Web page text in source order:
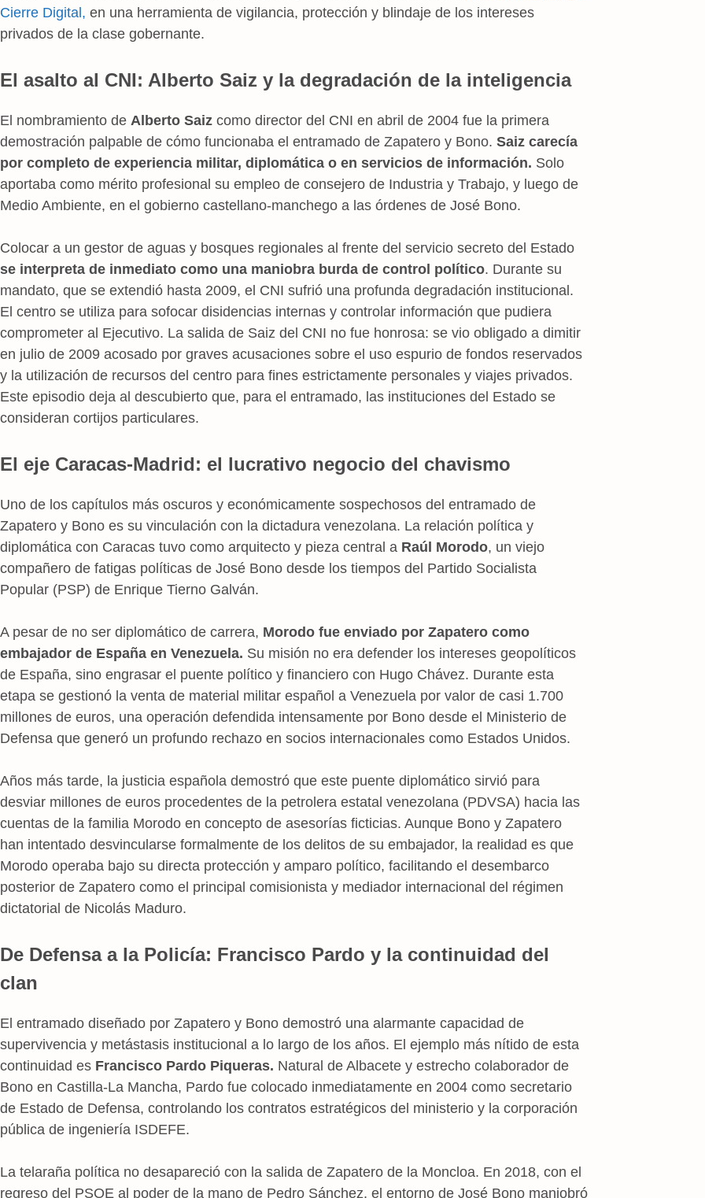
Cierre Digital, en una herramienta de vigilancia, protección y blindaje de los intereses
privados de la clase gobernante.
El asalto al CNI: Alberto Saiz y la degradación de la inteligencia
El nombramiento de Alberto Saiz como director del CNI en abril de 2004 fue la primera
demostración palpable de cómo funcionaba el entramado de Zapatero y Bono. Saiz carecía
por completo de experiencia militar, diplomática o en servicios de información. Solo
aportaba como mérito profesional su empleo de consejero de Industria y Trabajo, y luego de
Medio Ambiente, en el gobierno castellano-manchego a las órdenes de José Bono.
Colocar a un gestor de aguas y bosques regionales al frente del servicio secreto del Estado
se interpreta de inmediato como una maniobra burda de control político. Durante su
mandato, que se extendió hasta 2009, el CNI sufrió una profunda degradación institucional.
El centro se utiliza para sofocar disidencias internas y controlar información que pudiera
comprometer al Ejecutivo. La salida de Saiz del CNI no fue honrosa: se vio obligado a dimitir
en julio de 2009 acosado por graves acusaciones sobre el uso espurio de fondos reservados
y la utilización de recursos del centro para fines estrictamente personales y viajes privados.
Este episodio deja al descubierto que, para el entramado, las instituciones del Estado se
consideran cortijos particulares.
El eje Caracas-Madrid: el lucrativo negocio del chavismo
Uno de los capítulos más oscuros y económicamente sospechosos del entramado de
Zapatero y Bono es su vinculación con la dictadura venezolana. La relación política y
diplomática con Caracas tuvo como arquitecto y pieza central a Raúl Morodo, un viejo
compañero de fatigas políticas de José Bono desde los tiempos del Partido Socialista
Popular (PSP) de Enrique Tierno Galván.
A pesar de no ser diplomático de carrera, Morodo fue enviado por Zapatero como
embajador de España en Venezuela. Su misión no era defender los intereses geopolíticos
de España, sino engrasar el puente político y financiero con Hugo Chávez. Durante esta
etapa se gestionó la venta de material militar español a Venezuela por valor de casi 1.700
millones de euros, una operación defendida intensamente por Bono desde el Ministerio de
Defensa que generó un profundo rechazo en socios internacionales como Estados Unidos.
Años más tarde, la justicia española demostró que este puente diplomático sirvió para
desviar millones de euros procedentes de la petrolera estatal venezolana (PDVSA) hacia las
cuentas de la familia Morodo en concepto de asesorías ficticias. Aunque Bono y Zapatero
han intentado desvincularse formalmente de los delitos de su embajador, la realidad es que
Morodo operaba bajo su directa protección y amparo político, facilitando el desembarco
posterior de Zapatero como el principal comisionista y mediador internacional del régimen
dictatorial de Nicolás Maduro.
De Defensa a la Policía: Francisco Pardo y la continuidad del
clan
El entramado diseñado por Zapatero y Bono demostró una alarmante capacidad de
supervivencia y metástasis institucional a lo largo de los años. El ejemplo más nítido de esta
continuidad es Francisco Pardo Piqueras. Natural de Albacete y estrecho colaborador de
Bono en Castilla-La Mancha, Pardo fue colocado inmediatamente en 2004 como secretario
de Estado de Defensa, controlando los contratos estratégicos del ministerio y la corporación
pública de ingeniería ISDEFE.
La telaraña política no desapareció con la salida de Zapatero de la Moncloa. En 2018, con el
regreso del PSOE al poder de la mano de Pedro Sánchez, el entorno de José Bono maniobró